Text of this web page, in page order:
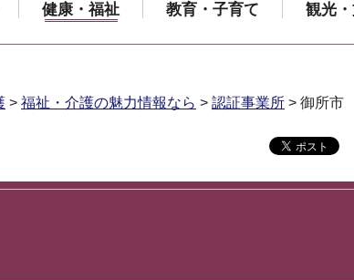
健康・福祉 教育・子育て 観光
> 福祉・介護の魅力情報なら > 認証事業所 > 御所市